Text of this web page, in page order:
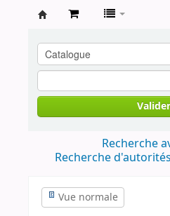
contestataires
Valider
Recherche
Recherche d'autorités
Vue normale